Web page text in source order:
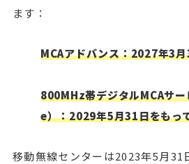
ます：
MCAアドバンス：2027年3
800MHz帯デジタルMCAサ
e）：2029年5月31日をもっ
移動無線センターは2023年5月31